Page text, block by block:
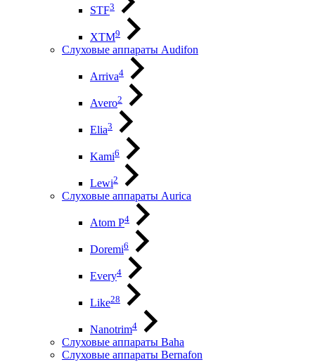
STF3
XTM9
Слуховые аппараты Audifon
Arriva4
Avero2
Elia3
Kami6
Lewi2
Слуховые аппараты Aurica
Atom P4
Doremi6
Every4
Like28
Nanotrim4
Слуховые аппараты Baha
Слуховые аппараты Bernafon